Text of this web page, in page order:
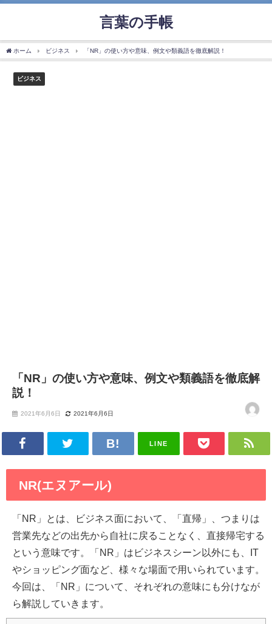
言葉の手帳
ホーム ビジネス 「NR」の使い方や意味、例文や類義語を徹底解説！
ビジネス
「NR」の使い方や意味、例文や類義語を徹底解
説！
2021年6月6日 2021年6月6日
LINE
NR(エヌアール)
「NR」とは、ビジネス面において、「直帰」、つまりは
営業先などの出先から自社に戻ることなく、直接帰宅する
という意味です。「NR」はビジネスシーン以外にも、IT
やショッピング面など、様々な場面で用いられています。
今回は、「NR」について、それぞれの意味にも分けなが
ら解説していきます。